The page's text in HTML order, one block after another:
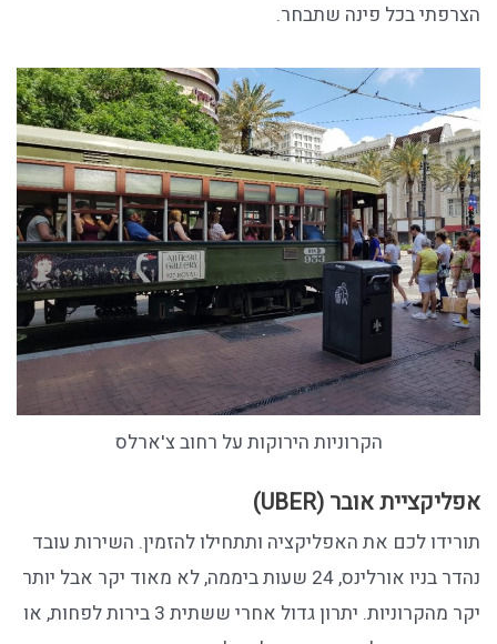
הצרפתי בכל פינה שתבחר.
הקרוניות הירוקות על רחוב צ'ארלס
אפליקציית אובר (UBER
)
תורידו לכם את האפליקציה ותתחילו להזמין. השירות עובד
נהדר בניו אורלינס, 24 שעות ביממה, לא מאוד יקר אבל יותר
יקר מהקרוניות. יתרון גדול אחרי ששתית 3 בירות לפחות, או